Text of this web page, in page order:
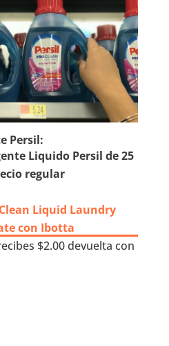
Persil:
Liquido Persil de 25
regular
Liquid Laundry
con Ibotta
$2.00 devuelta con